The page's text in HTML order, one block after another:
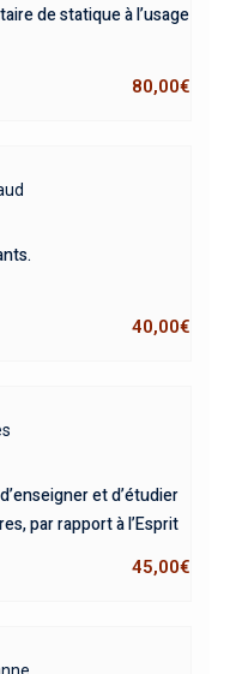
de statique à l’usage
80,00€
40,00€
et d’étudier
par rapport à l’Esprit
45,00€